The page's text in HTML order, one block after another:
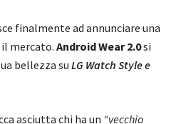
finalmente ad annunciare una
mercato. Android Wear 2.0si
bellezza su LG Watch Style e
asciutta chi ha un “vecchio